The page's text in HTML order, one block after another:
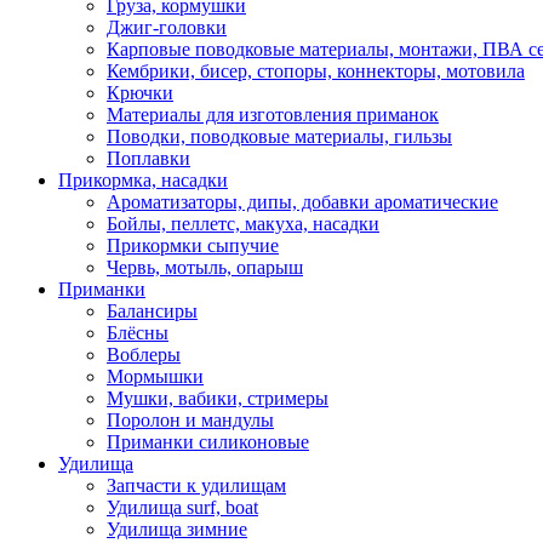
Груза, кормушки
Джиг-головки
Карповые поводковые материалы, монтажи, ПВА
Кембрики, бисер, стопоры, коннекторы, мотовила
Крючки
Материалы для изготовления приманок
Поводки, поводковые материалы, гильзы
Поплавки
Прикормка, насадки
Ароматизаторы, дипы, добавки ароматические
Бойлы, пеллетс, макуха, насадки
Прикормки сыпучие
Червь, мотыль, опарыш
Приманки
Балансиры
Блёсны
Воблеры
Мормышки
Мушки, вабики, стримеры
Поролон и мандулы
Приманки силиконовые
Удилища
Запчасти к удилищам
Удилища surf, boat
Удилища зимние